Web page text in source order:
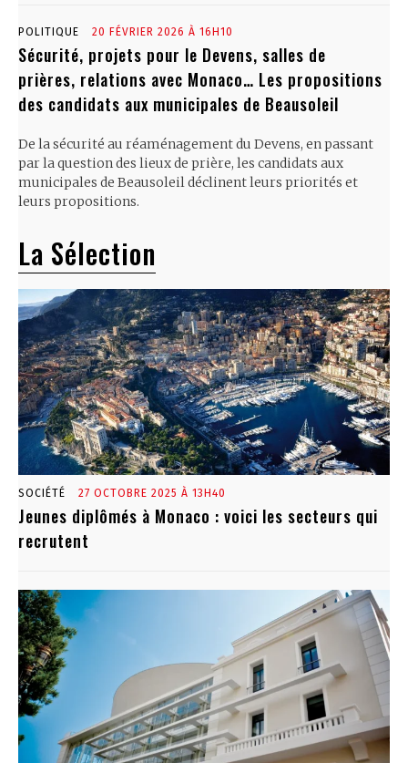
POLITIQUE 20 FÉVRIER 2026 À 16H10
Sécurité, projets pour le Devens, salles de
prières, relations avec Monaco… Les propositions
des candidats aux municipales de Beausoleil
De la sécurité au réaménagement du Devens, en passant
par la question des lieux de prière, les candidats aux
municipales de Beausoleil déclinent leurs priorités et
leurs propositions.
La Sélection
SOCIÉTÉ 27 OCTOBRE 2025 À 13H40
Jeunes diplômés à Monaco : voici les secteurs qui
recrutent